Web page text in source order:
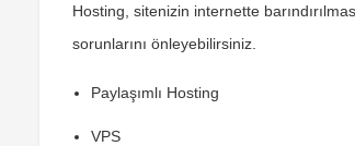
Hosting, sitenizin internette
sorunlarını önleyebilirsiniz.
Paylaşımlı Hosting
VPS